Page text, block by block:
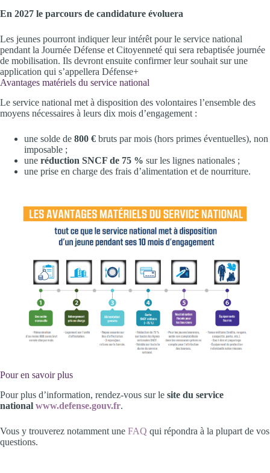
En 2027 le parcours de candidature évoluera
Les jeunes pourront indiquer leur intérêt pour le service national
pendant la Journée Défense et Citoyenneté qui sera rebaptisée journée
de mobilisation. Ils devront ensuite confirmer leur souhait sur une
application qui s’appellera Défense+
Avantages matériels du service national
Le service national met à disposition des volontaires l’ensemble des
moyens nécessaires à leurs dix mois d’engagement :
une solde de 800 € bruts par mois (hors primes éventuelles), non
imposable ;
une réduction SNCF de 75 % sur les lignes nationales ;
une prise en charge des frais d’alimentation et de nourriture.
Pour en savoir plus
Pour plus d’information, rendez-vous sur le site du service
national www.defense.gouv.fr.
Vous y trouverez notamment une FAQ qui répondra à la plupart de vos
questions.